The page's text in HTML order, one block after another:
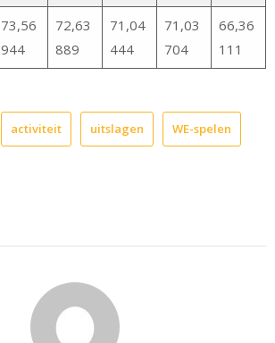
73,56
944
72,63
889
71,04
444
71,03
704
66,36
111
activiteit uitslagen WE-spelen